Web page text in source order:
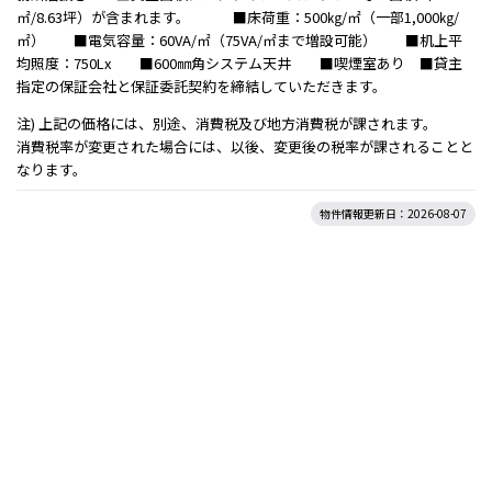
㎡/8.63坪）が含まれます。 ■床荷重：500㎏/㎡（一部1,000㎏/
㎡） ■電気容量：60VA/㎡（75VA/㎡まで増設可能） ■机上平
均照度：750Lx ■600㎜角システム天井 ■喫煙室あり ■貸主
指定の保証会社と保証委託契約を締結していただきます。
注) 上記の価格には、別途、消費税及び地方消費税が課されます。
消費税率が変更された場合には、以後、変更後の税率が課されることと
なります。
物件情報更新日：2026-08-07